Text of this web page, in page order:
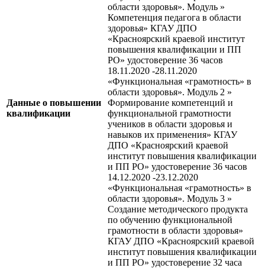
Данные о повышении
квалификации
области здоровья». Модуль »
Компетенция педагога в области
здоровья» КГАУ ДПО
«Красноярский краевой институт
повышения квалификации и ПП
РО» удостоверение 36 часов
18.11.2020 -28.11.2020
«Функциональная «грамотность» в
области здоровья». Модуль 2 »
Формирование компетенций и
функциональной грамотности
учеников в области здоровья и
навыков их применения» КГАУ
ДПО «Красноярский краевой
институт повышения квалификации
и ПП РО» удостоверение 36 часов
14.12.2020 -23.12.2020
«Функциональная «грамотность» в
области здоровья». Модуль 3 »
Создание методического продукта
по обучению функциональной
грамотности в области здоровья»
КГАУ ДПО «Красноярский краевой
институт повышения квалификации
и ПП РО» удостоверение 32 часа